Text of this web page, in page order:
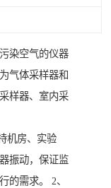
染空气的仪器
气体采样器和
样器、室内采
机房、实验
振动，保证监
的需求。 2、